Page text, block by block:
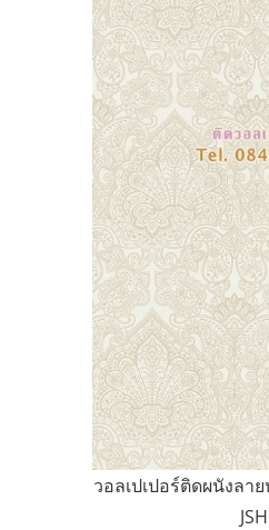
วอลเปเปอร์ติดผนังลา